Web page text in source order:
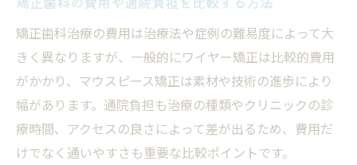
矯正歯科治療の費用は治療法や症例の難易度によって大
きく異なりますが、一般的にワイヤー矯正は比較的費用
がかかり、マウスピース矯正は素材や技術の進歩により
幅があります。通院負担も治療の種類やクリニックの診
療時間、アクセスの良さによって差が出るため、費用だ
けでなく通いやすさも重要な比較ポイントです。